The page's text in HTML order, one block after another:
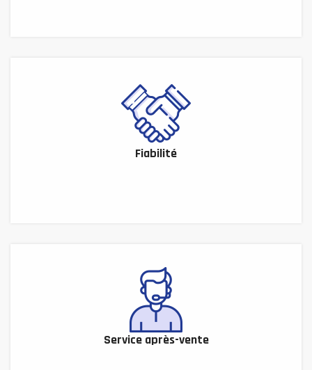
Fiabilité
Service après-vente